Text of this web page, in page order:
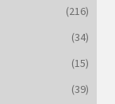
(216)
(34)
(15)
(39)